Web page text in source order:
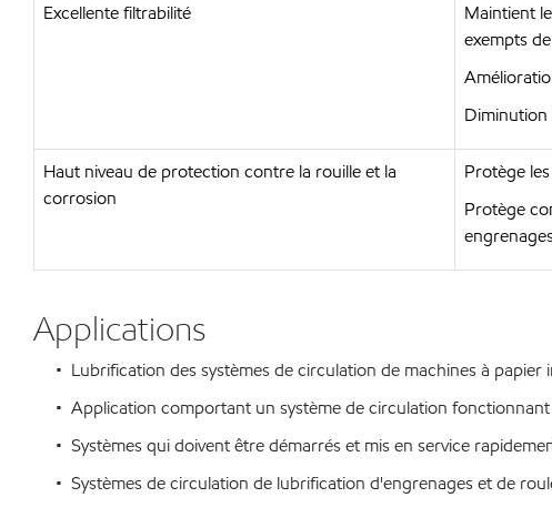
Excellente filtrabilité
Maintient
exempts
Haut niveau de protection contre la rouille et la
corrosion
Protège
Protège
Applications
• Lubrification des systèmes de circulation de machines à papier
• Application comportant un système de circulation fonctionnant
• Systèmes qui doivent être démarrés et mis en service
• Systèmes de circulation de lubrification d'engrenages et de